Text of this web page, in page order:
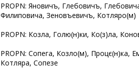
PROPN: Яновичъ, Глебовичъ,
Филиповича, Зеновъевичъ, Котляро(м)
PROPN: Козла, Голю(н)ки, Ко(з)ла,
PROPN: Сопега, Козло(м), Процє(н)ка,
Котляра, Сопезе